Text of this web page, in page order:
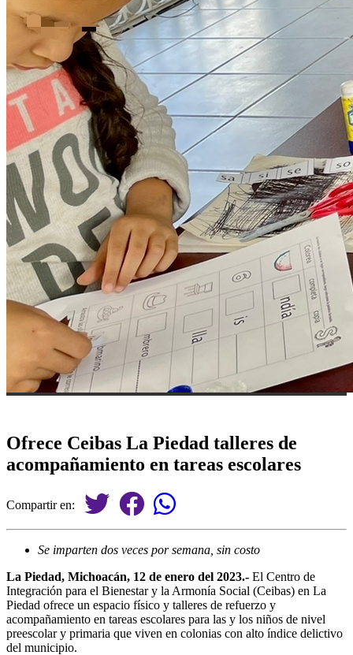
Ofrece Ceibas La Piedad talleres de
acompañamiento en tareas escolares
Compartir en:
Se imparten dos veces por semana, sin costo
La Piedad, Michoacán, 12 de enero del 2023.- El Centro de
Integración para el Bienestar y la Armonía Social (Ceibas) en La
Piedad ofrece un espacio físico y talleres de refuerzo y
acompañamiento en tareas escolares para las y los niños de nivel
preescolar y primaria que viven en colonias con alto índice delictivo
del municipio.